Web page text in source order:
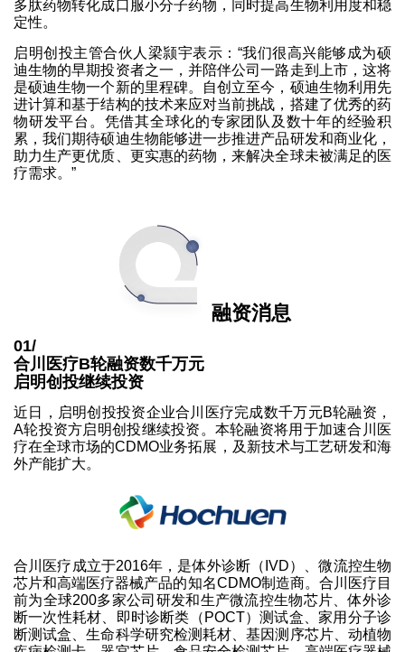
多肽药物转化成口服小分子药物，同时提高生物利用度和稳
定性。
启明创投主管合伙人梁颕宇表示：“我们很高兴能够成为硕
迪生物的早期投资者之一，并陪伴公司一路走到上市，这将
是硕迪生物一个新的里程碑。自创立至今，硕迪生物利用先
进计算和基于结构的技术来应对当前挑战，搭建了优秀的药
物研发平台。凭借其全球化的专家团队及数十年的经验积
累，我们期待硕迪生物能够进一步推进产品研发和商业化，
助力生产更优质、更实惠的药物，来解决全球未被满足的医
疗需求。”
融资消息
01/
合川医疗B轮融资数千万元
启明创投继续投资
近日，启明创投投资企业合川医疗完成数千万元B轮融资，
A轮投资方启明创投继续投资。本轮融资将用于加速合川医
疗在全球市场的CDMO业务拓展，及新技术与工艺研发和海
外产能扩大。
合川医疗成立于2016年，是体外诊断（IVD）、微流控生物
芯片和高端医疗器械产品的知名CDMO制造商。合川医疗目
前为全球200多家公司研发和生产微流控生物芯片、体外诊
断一次性耗材、即时诊断类（POCT）测试盒、家用分子诊
断测试盒、生命科学研究检测耗材、基因测序芯片、动植物